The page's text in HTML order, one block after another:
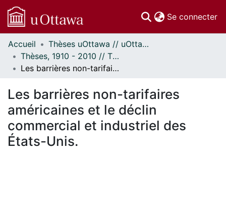
Se connecter
Communautés
et collections
Parcourir
À propos
Accueil
Thèses uOttawa // uOttawa Theses
Thèses, 1910 - 2010 // Theses, 1910 - 2010
Les barrières non-tarifaires américaines et le déclin commercial et industriel des États-Unis.
Les barrières non-tarifaires
américaines et le déclin
commercial et industriel des
États-Unis.